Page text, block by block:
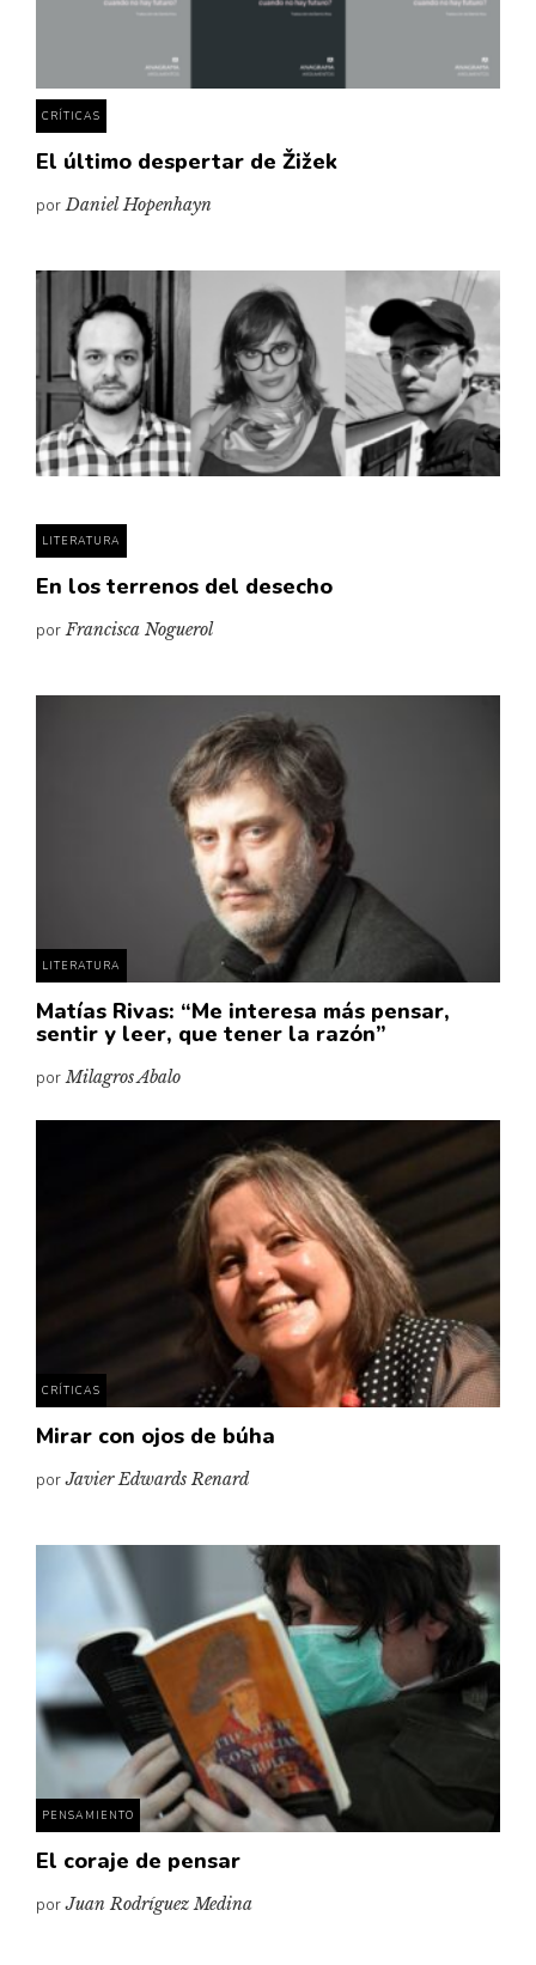
Pensamiento ilustrado
Personajes secundarios
Política
Sociedad
Vidas paralelas
Voces y lecturas
CRÍTICAS
El último despertar de Žižek
porDaniel Hopenhayn
LITERATURA
En los terrenos del desecho
porFrancisca Noguerol
LITERATURA
Matías Rivas: “Me interesa más pensar,
sentir y leer, que tener la razón”
porMilagros Abalo
CRÍTICAS
Mirar con ojos de búha
porJavier Edwards Renard
PENSAMIENTO
El coraje de pensar
porJuan Rodríguez Medina